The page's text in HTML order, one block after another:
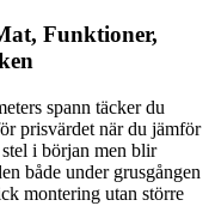
Funktioner,
spann täcker du
prisvärdet när du jämför
i början men blir
både under grusgången
montering utan större